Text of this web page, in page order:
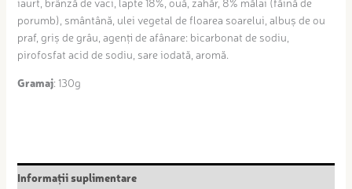
porumb), smântână, ulei vegetal de floarea soarelui, albuș de ou
praf, griș de grâu, agenți de afânare: bicarbonat de sodiu,
pirofosfat acid de sodiu, sare iodată, aromă.
Gramaj: 130g
Informații suplimentare